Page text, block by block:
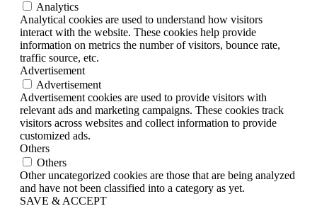
Analytics
Analytical cookies are used to understand how visitors
interact with the website. These cookies help provide
information on metrics the number of visitors, bounce rate,
traffic source, etc.
Advertisement
Advertisement
Advertisement cookies are used to provide visitors with
relevant ads and marketing campaigns. These cookies track
visitors across websites and collect information to provide
customized ads.
Others
Others
Other uncategorized cookies are those that are being analyzed
and have not been classified into a category as yet.
SAVE & ACCEPT